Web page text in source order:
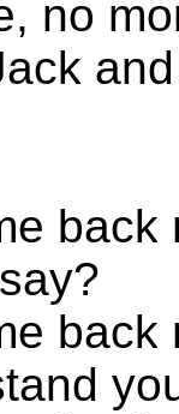
no
back
back